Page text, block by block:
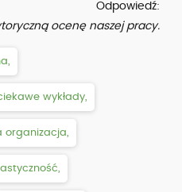
Odpowiedź:
ocenę naszej pracy.
wykłady,
organizacja,